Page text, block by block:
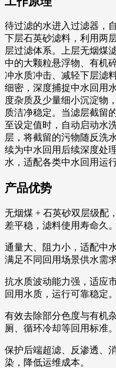
待过滤的水进入过滤器，
下层石英砂滤料，利用两
层过滤体系。上层无烟煤
中的大颗粒悬浮物、有机
冲水质冲击、减轻下层滤
细密，深度捕捉中水回用
度杂质及少量细小沉淀物
质洁净稳定。当滤层截留
至设定值时，自动启动水
层，将截留的污物随反洗
续为中水回用后续深度处
水，适配各类中水回用运行
产品优势
无烟煤 + 石英砂双层级配
差平稳，滤料使用寿命久。
通量大、阻力小，适配中
满足不同回用场景供水需求
抗水质波动能力强，适应
回用水质，运行可靠稳定。
有效去除部分色度与有机
厕、循环冷却等回用标准。
保护后端超滤、反渗透、
染，降低运维成本。